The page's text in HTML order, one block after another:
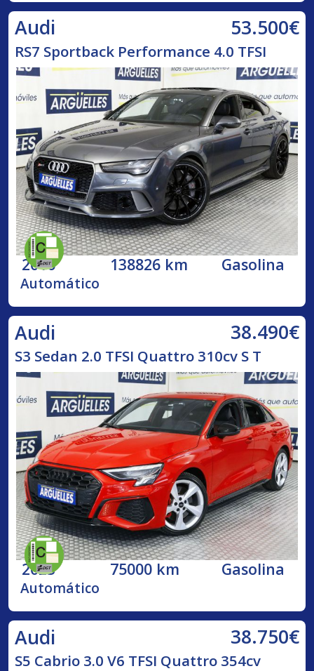
Audi 53.500€
RS7 Sportback Performance 4.0 TFSI
2016 138826 km Gasolina
Automático
Audi 38.490€
S3 Sedan 2.0 TFSI Quattro 310cv S T
2023 75000 km Gasolina
Automático
Audi 38.750€
S5 Cabrio 3.0 V6 TFSI Quattro 354cv